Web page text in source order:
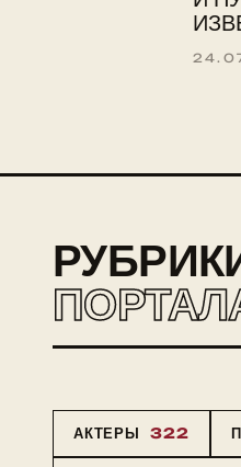
АКТЕРЫ 322